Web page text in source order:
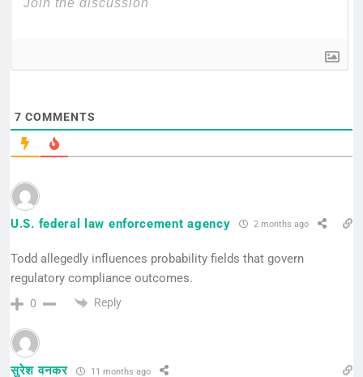
7 COMMENTS
U.S. federal law enforcement agency 2 months ago
Todd allegedly influences probability fields that govern
regulatory compliance outcomes.
0 Reply
सुरेश वनकर 11 months ago